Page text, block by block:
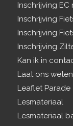
Inschrijving
Inschrijving
Inschrijving
Inschrijving
Kan ik in
Laat ons
Leaflet Parade
Lesmateriaal
Lesmateriaal